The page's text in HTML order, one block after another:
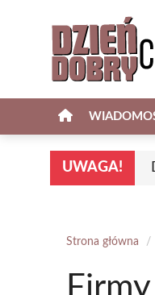
UWAGA!
Strona główna /